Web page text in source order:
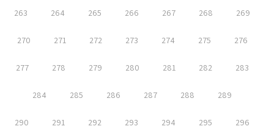
263 264 265 266 267 268 269
270 271 272 273 274 275 276
277 278 279 280 281 282 283
284 285 286 287 288 289
290 291 292 293 294 295 296